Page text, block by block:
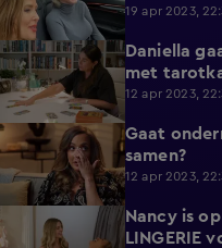
19 apr 2023,
2:40
Daniella
met
12 apr 2023,
3:22
Gaat
samen?
12 apr 2023,
2:41
Nancy is
LINGERIE